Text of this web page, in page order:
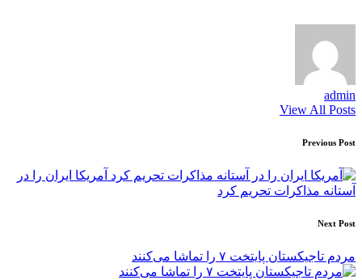
admin
View All Posts
Post
navigation
Previous Post
آمریکا ایران را در
آستانه مذاکرات تحریم کرد
Next Post
مردم تاجیکستان پایتخت ۷ را تماشا می‌کنند